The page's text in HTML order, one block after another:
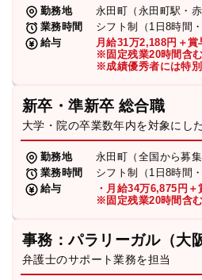
勤務地
永田町（永田町駅・
業務時間
シフト制（1日8時間
給与
月給31万2,188円＋賞
※固定残業20時間含む
※成績優秀者には特
新卒・準新卒 総合職
大学・院の卒業数年内を対象にし
勤務地
永田町（全国から募集
業務時間
シフト制（1日8時間
給与
・月給34万6,875円＋
※固定残業20時間含む
事務：パラリーガル（大
弁護士のサポート業務を担当
解決実績
弁護士・税理士
費用
求人採用